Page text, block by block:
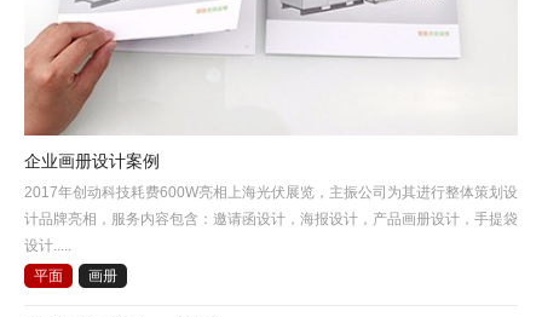
企业画册设计案例
2017年创动科技耗费600W亮相上海光伏展览，主振公司为其进行整体策划设
计品牌亮相，服务内容包含：邀请函设计，海报设计，产品画册设计，手提袋
设计.....
平面
画册